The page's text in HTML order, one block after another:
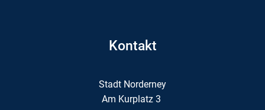
Kontakt
Stadt Norderney
Am Kurplatz 3